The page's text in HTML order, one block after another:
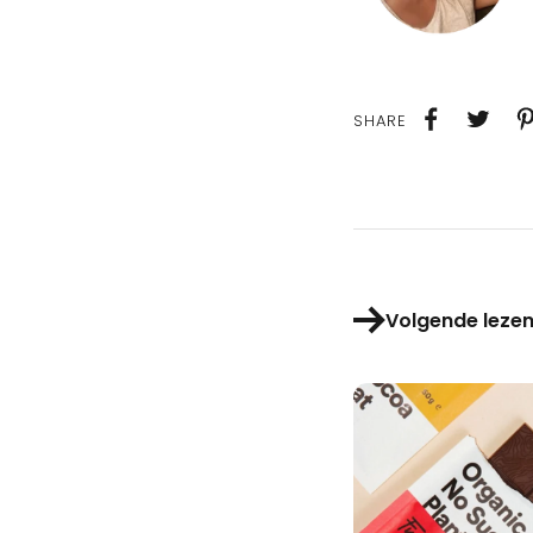
Share
Volgende lezen